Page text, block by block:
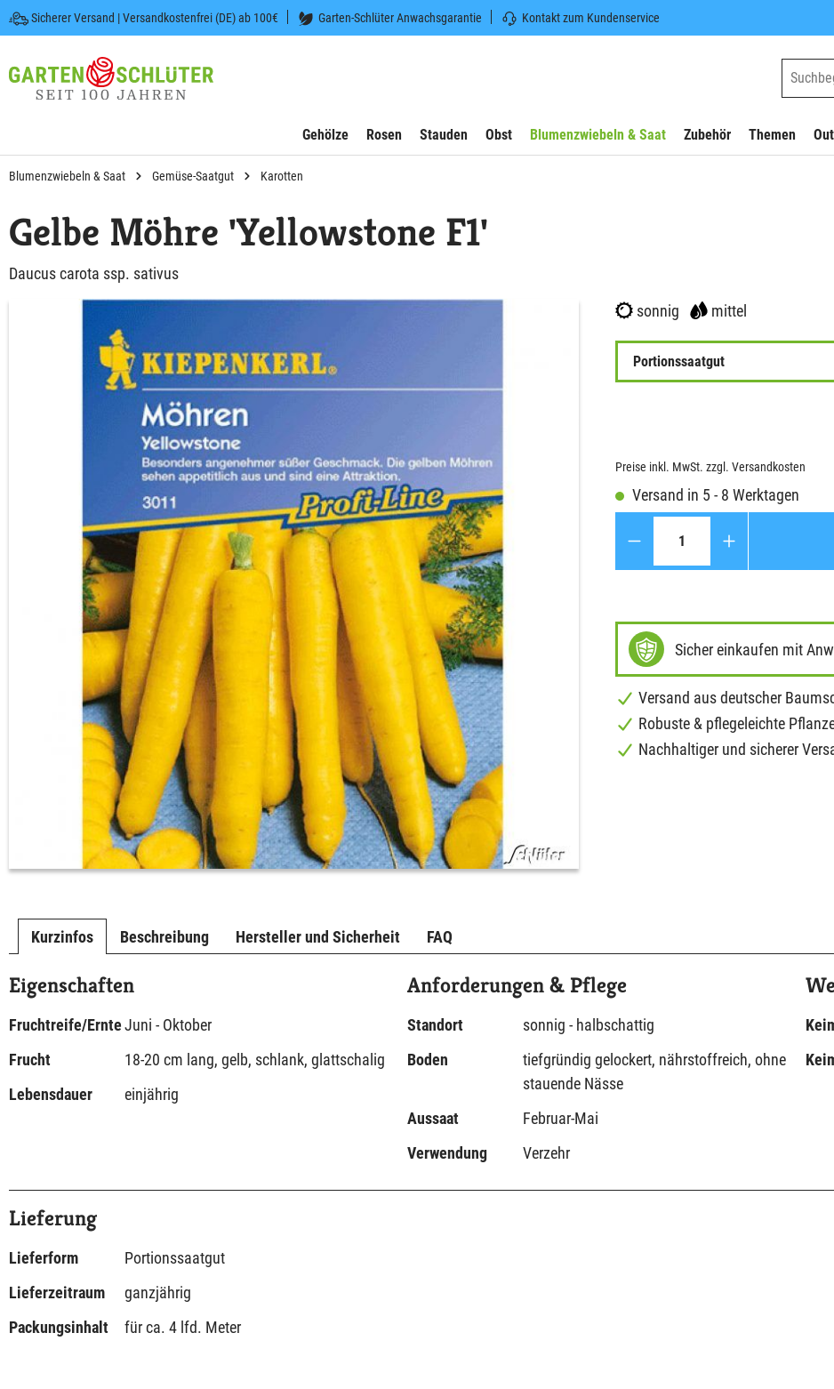
Zur Hauptnavigation springen
Sicherer Versand | Versandkostenfrei (DE) ab 100€ Garten-Schlüter Anwachsgarantie Kontakt zum Kundenservice
Gehölze Rosen Stauden Obst Blumenzwiebeln & Saat Zubehör Themen
Blumenzwiebeln & Saat Gemüse-Saatgut Karotten
Gelbe Möhre 'Yellowstone F1'
Daucus carota ssp. sativus
sonnig
mittel
Portionssaatgut
Preise inkl. MwSt. zzgl. Versandkosten
Versand in 5 - 8 Werktagen
Sicher einkaufen mit
Versand aus deutscher
Robuste & pflegeleichte
Nachhaltiger und sicherer
Kurzinfos Beschreibung Hersteller und Sicherheit FAQ
Eigenschaften
Fruchtreife/ErnteJuni - Oktober
Frucht
18-20 cm lang, gelb, schlank, glattschalig
Lebensdauer
einjährig
Anforderungen & Pflege
Standort
sonnig - halbschattig
Boden
tiefgründig gelockert, nährstoffreich, ohne
stauende Nässe
Aussaat
Februar-Mai
Verwendung
Verzehr
Lieferung
Lieferform
Portionssaatgut
Lieferzeitraum
ganzjährig
Packungsinhalt
für ca. 4 lfd. Meter